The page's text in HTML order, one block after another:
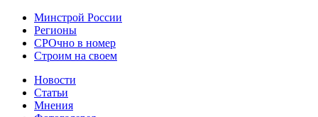
Минстрой России
Регионы
СРОчно в номер
Строим на своем
Новости
Статьи
Мнения